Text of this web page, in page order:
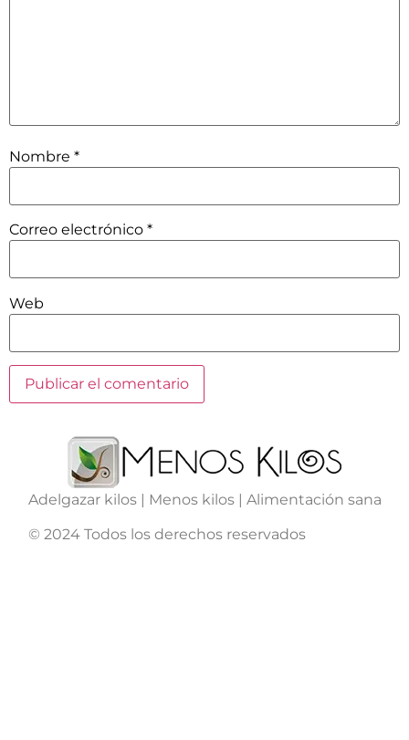
Nombre *
Correo electrónico *
Web
Adelgazar kilos | Menos kilos | Alimentación sana
© 2024 Todos los derechos reservados